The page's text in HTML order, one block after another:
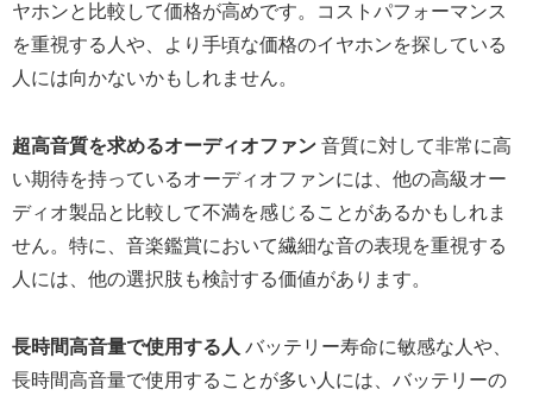
ヤホンと比較して価格が高めです。コストパフォーマンス
を重視する人や、より手頃な価格のイヤホンを探している
人には向かないかもしれません。
超高音質を求めるオーディオファン 音質に対して非常に高
い期待を持っているオーディオファンには、他の高級オー
ディオ製品と比較して不満を感じることがあるかもしれま
せん。特に、音楽鑑賞において繊細な音の表現を重視する
人には、他の選択肢も検討する価値があります。
長時間高音量で使用する人 バッテリー寿命に敏感な人や、
長時間高音量で使用することが多い人には、バッテリーの